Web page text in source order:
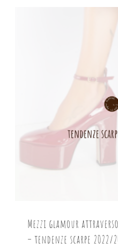
Mezzi glamour
– tendenze scarpe 2022/